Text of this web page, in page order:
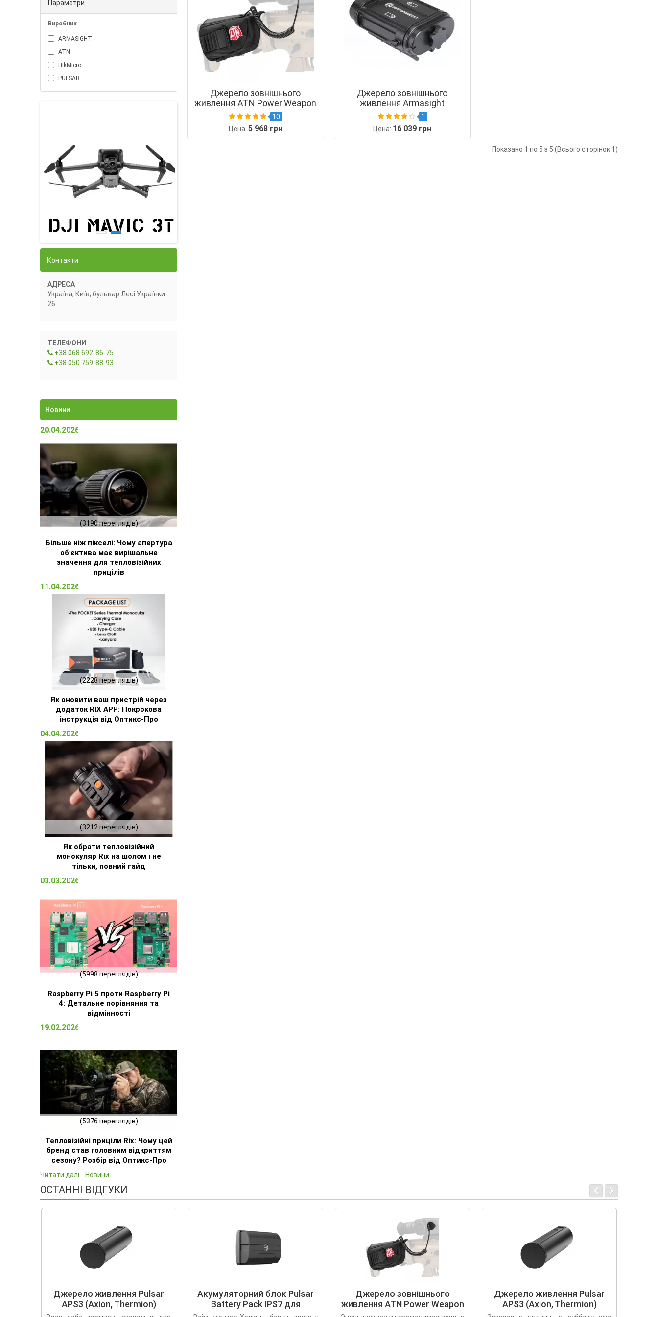
Параметри
Виробник
ARMASIGHT
ATN
HikMicro
PULSAR
Контакти
АДРЕСА
Україна, Київ, бульвар Лесі Українки
26
ТЕЛЕФОНИ
+38 068 692-86-75
+38 050 759-88-93
Новини
20.04.2026 15:23
(3190 переглядів)
Більше ніж пікселі: Чому апертура
об’єктива має вирішальне
значення для тепловізійних
прицілів
11.04.2026 16:51
(2228 переглядів)
Як оновити ваш пристрій через
додаток RIX APP: Покрокова
інструкція від Оптикс-Про
04.04.2026 14:32
(3212 переглядів)
Як обрати тепловізійний
монокуляр Rix на шолом і не
тільки, повний гайд
03.03.2026 15:09
(5998 переглядів)
Raspberry Pi 5 проти Raspberry Pi
4: Детальне порівняння та
відмінності
19.02.2026 13:13
(5376 переглядів)
Тепловізійні приціли Rix: Чому цей
бренд став головним відкриттям
сезону? Розбір від Оптикс-Про
Читати далі... Новини
Джерело зовнішнього
живлення ATN Power Weapon
Kit
10
Цена: 5 968 грн
Джерело зовнішнього
живлення Armasight
1
Цена: 16 039 грн
Показано 1 по 5 з 5 (Всього сторінок 1)
ОСТАННІ ВІДГУКИ
Джерело живлення Pulsar
APS3 (Axion, Thermion)
Акумуляторний блок Pulsar
Battery Pack IPS7 для
Trail/Helion
Джерело зовнішнього
живлення ATN Power Weapon
Kit
Джерело живлення Pulsar
APS3 (Axion, Thermion)